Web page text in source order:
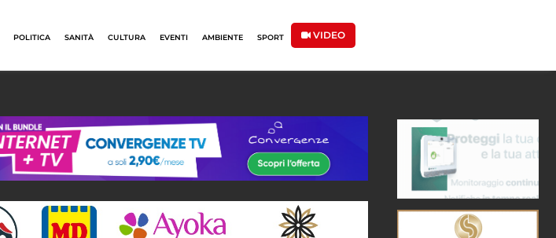
POLITICA SANITÀ CULTURA EVENTI AMBIENTE SPORT VIDEO